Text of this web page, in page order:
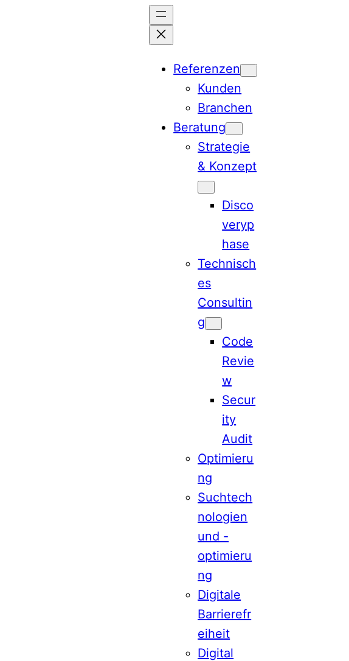
Referenzen
Kunden
Branchen
Beratung
Strategie
& Konzept
Disco
veryp
hase
Technisch
es
Consultin
g
Code
Revie
w
Secur
ity
Audit
Optimieru
ng
Suchtech
nologien
und -
optimieru
ng
Digitale
Barrierefr
eiheit
Digital